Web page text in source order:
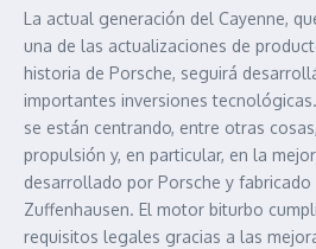
La actual generación del Cayenne,
una de las actualizaciones de
historia de Porsche, seguirá
importantes inversiones
se están centrando, entre otras
propulsión y, en particular, en la
desarrollado por Porsche y
Zuffenhausen. El motor biturbo
requisitos legales gracias a las